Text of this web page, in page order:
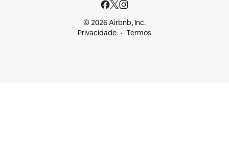
© 2026 Airbnb, Inc.
Privacidade
Termos